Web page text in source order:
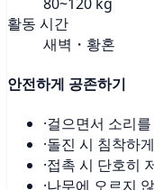
활동 시간
새벽・황혼
안전하게 공존하기
·걸으면서 소리
·돌진 시 침착하
·접촉 시 단호히
·나무에 오르지